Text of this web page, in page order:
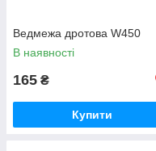
Ведмежа дротова W450
В наявності
165 ₴
Купити